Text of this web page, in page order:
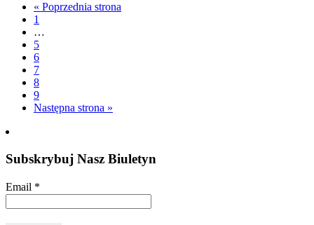
« Poprzednia strona
1
…
5
6
7
8
9
Następna strona »
Subskrybuj Nasz Biuletyn
Email *